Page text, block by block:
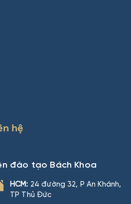
hệ
đào tạo Bách Khoa
HCM: 24 đường 32, P An Khánh,
TP Thủ Đức